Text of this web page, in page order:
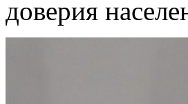
доверия